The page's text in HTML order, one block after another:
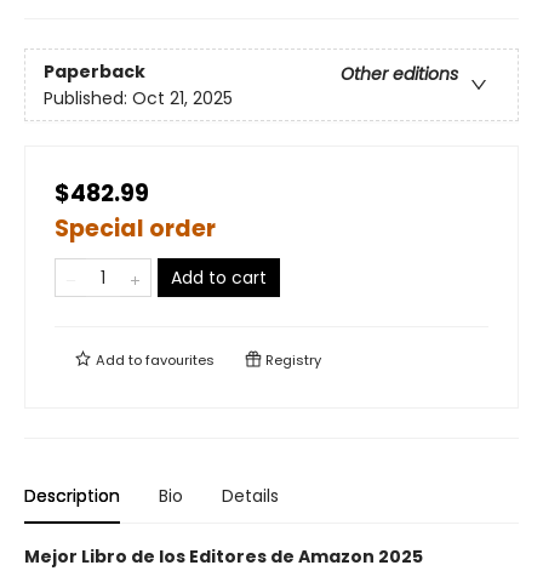
Paperback
Other editions
Published: Oct 21, 2025
$482.99
Special order
Add to cart
Add tofavourites Registry
Description Bio Details
Mejor Libro de los Editores de Amazon 2025